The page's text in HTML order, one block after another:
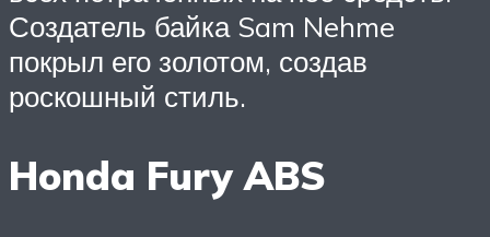
Создатель байка Sam Nehme
покрыл его золотом, создав
роскошный стиль.
Honda Fury ABS